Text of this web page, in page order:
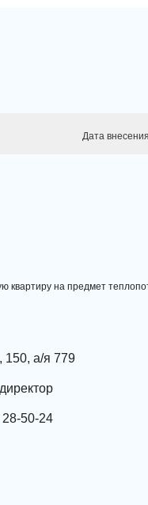
Дата
квартиру на предмет
150, а/я 779
50-24